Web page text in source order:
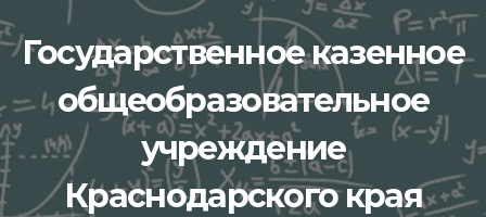
Перейти
к
содержимому
Государственное казенное
общеобразовательное
учреждение
Краснодарского края